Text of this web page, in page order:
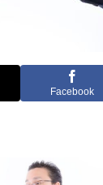
Facebook